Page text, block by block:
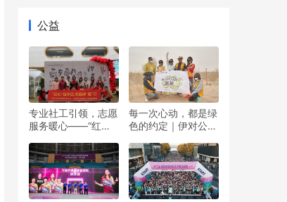
公益
专业社工引领，志愿
服务暖心——“红心”
每一次心动，都是绿
色的约定｜伊对公益
双向奔赴